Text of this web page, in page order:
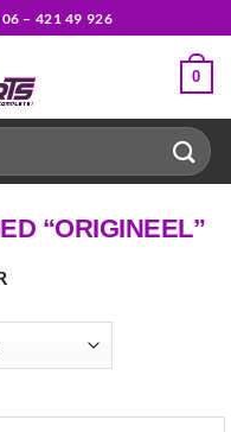
06 – 421 49 926
0
“ORIGINEEL”